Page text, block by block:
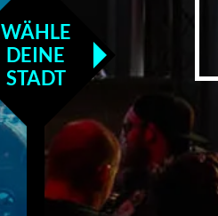
WÄHLE
DEINE
STADT